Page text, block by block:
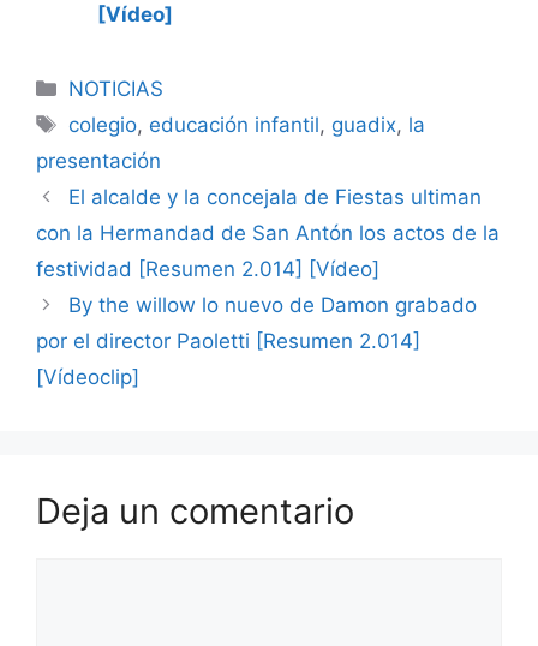
[Vídeo]
Categorías
NOTICIAS
Etiquetas
colegio, educación infantil, guadix, la
presentación
El alcalde y la concejala de Fiestas ultiman
con la Hermandad de San Antón los actos de la
festividad [Resumen 2.014] [Vídeo]
By the willow lo nuevo de Damon grabado
por el director Paoletti [Resumen 2.014]
[Vídeoclip]
Deja un comentario